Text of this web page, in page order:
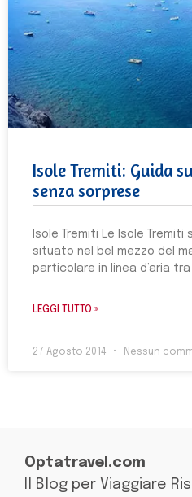
Isole Tremiti: Guida
senza sorprese
Isole Tremiti Le Isole
situato nel bel mezzo del
particolare in linea d’aria tra
LEGGI TUTTO »
27 Agosto 2014 Nessun
Optatravel.com
Il Blog per Viaggiare